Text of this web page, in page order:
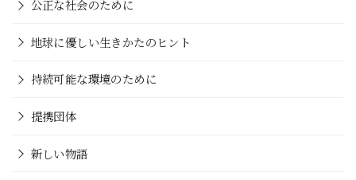
公正な社会のために
地球に優しい生きかたのヒント
持続可能な環境のために
提携団体
新しい物語